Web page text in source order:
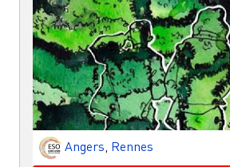
Angers, Rennes